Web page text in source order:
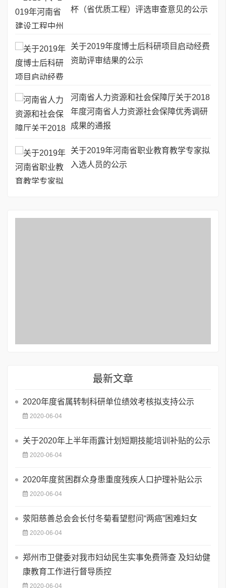
杯（省优质工程）评选审查意见的公示
关于2019年度博士后科研项目启动经费
资助评审结果的公示
河南省人力资源和社会保障厅关于2018
年度河南省人力资源社会保障优秀调研
成果的通报
关于2019年河南省职业教育教学专家拟
入选人员的公示
最新文章
2020年度省属转制科研单位绩效考核拟支持公示
2020-06-04
关于2020年上半年雨露计划短期技能培训补贴的公示
2020-06-04
2020年度贫困群众身患重度残疾人口护理补贴公示
2020-06-04
荥阳慈善总会会长付冬菊看望慰问“两癌”困难妇女
2020-06-04
郑州市卫健委对我市妇幼民生实事免费筛查 及妇幼健
康教育工作进行督导质控
2020-06-04